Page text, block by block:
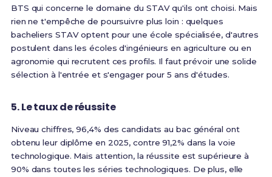
BTS qui concerne le domaine du STAV qu'ils ont choisi. Mais
rien ne t'empêche de poursuivre plus loin : quelques
bacheliers STAV optent pour une école spécialisée, d'autres
postulent dans les écoles d'ingénieurs en agriculture ou en
agronomie qui recrutent ces profils. Il faut prévoir une solide
sélection à l'entrée et s'engager pour 5 ans d'études.
5. Le taux de réussite
Niveau chiffres,96,4% des candidats au bac général ont
obtenu leur diplôme en 2025, contre 91,2% dans la voie
technologique. Mais attention, la réussite est supérieure à
90% dans toutes les séries technologiques. De plus, elle